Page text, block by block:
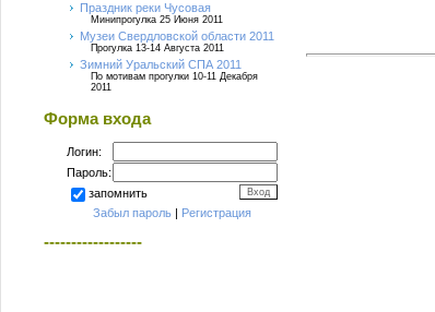
Праздник реки Чусовая
Минипрогулка 25 Июня 2011
Музеи Свердловской области 2011
Прогулка 13-14 Августа 2011
Зимний Уральский СПА 2011
По мотивам прогулки 10-11 Декабря
2011
Форма входа
Логин:
Пароль:
запомнить
Забыл пароль | Регистрация
------------------